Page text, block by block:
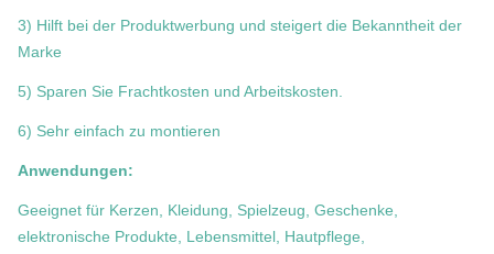
3) Hilft bei der Produktwerbung und steigert die Bekanntheit der
Marke
5) Sparen Sie Frachtkosten und Arbeitskosten.
6) Sehr einfach zu montieren
Anwendungen:
Geeignet für Kerzen, Kleidung, Spielzeug, Geschenke,
elektronische Produkte, Lebensmittel, Hautpflege,